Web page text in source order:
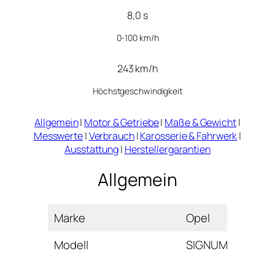
8,0 s
0-100 km/h
243 km/h
Höchstgeschwindigkeit
Allgemein| Motor & Getriebe| Maße & Gewicht|
Messwerte|Verbrauch|Karosserie & Fahrwerk|
Ausstattung| Herstellergarantien
Allgemein
Marke
Opel
Modell
SIGNUM